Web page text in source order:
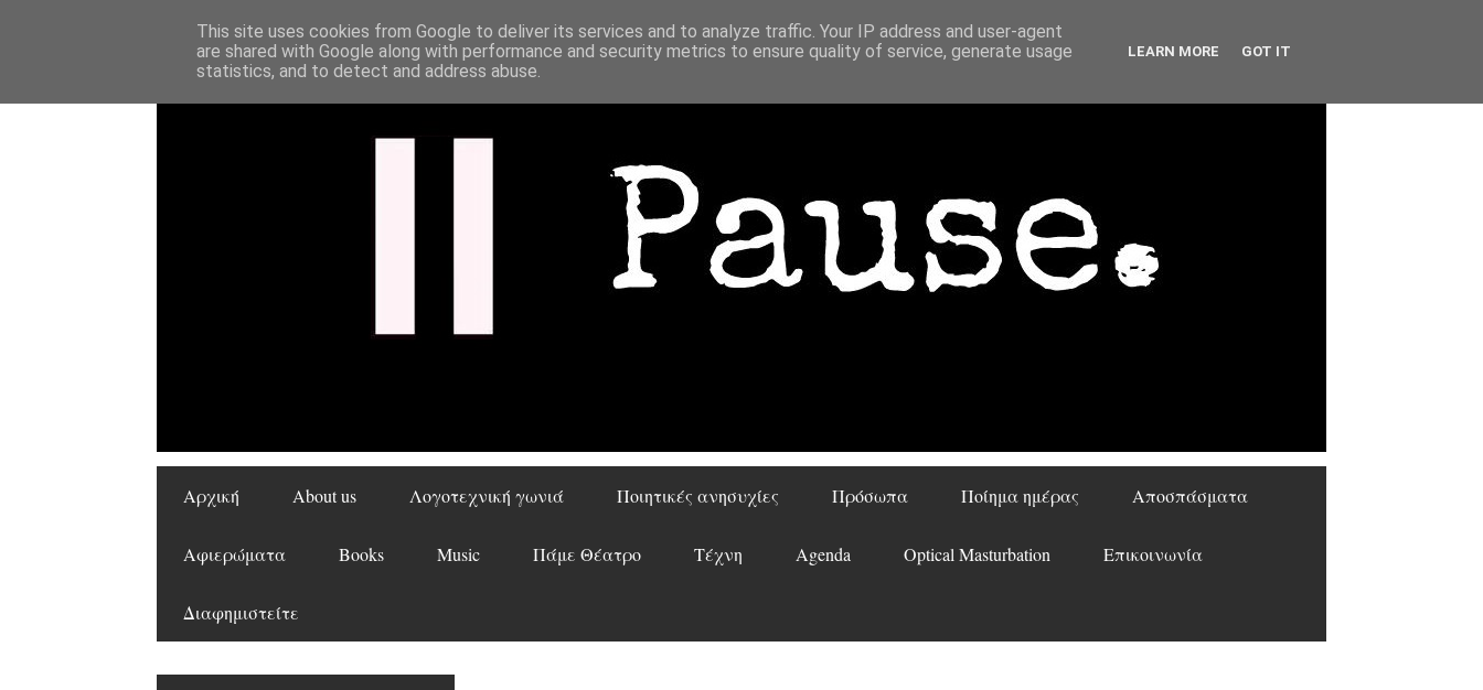
Αρχική About us Λογοτεχνική γωνιά Ποιητικές ανησυχίες Πρόσωπα Ποίημα ημέρας Αποσπάσματα
Αφιερώματα Books Music Πάμε Θέατρο Τέχνη Agenda Optical Masturbation Επικοινωνία
Διαφημιστείτε
This site uses cookies from Google to deliver its services and to analyze traffic. Your IP address and user-agent
are shared with Google along with performance and security metrics to ensure quality of service, generate usage
statistics, and to detect and address abuse.
LEARN MORE GOT IT